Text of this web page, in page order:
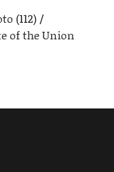
(112)
of the Union